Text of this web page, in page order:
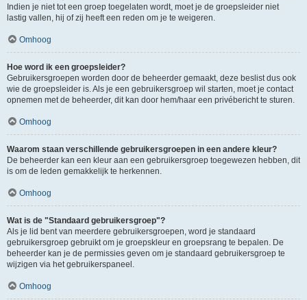
Indien je niet tot een groep toegelaten wordt, moet je de groepsleider niet
lastig vallen, hij of zij heeft een reden om je te weigeren.
Omhoog
Hoe word ik een groepsleider?
Gebruikersgroepen worden door de beheerder gemaakt, deze beslist dus ook
wie de groepsleider is. Als je een gebruikersgroep wil starten, moet je contact
opnemen met de beheerder, dit kan door hem/haar een privébericht te sturen.
Omhoog
Waarom staan verschillende gebruikersgroepen in een andere kleur?
De beheerder kan een kleur aan een gebruikersgroep toegewezen hebben, dit
is om de leden gemakkelijk te herkennen.
Omhoog
Wat is de "Standaard gebruikersgroep"?
Als je lid bent van meerdere gebruikersgroepen, word je standaard
gebruikersgroep gebruikt om je groepskleur en groepsrang te bepalen. De
beheerder kan je de permissies geven om je standaard gebruikersgroep te
wijzigen via het gebruikerspaneel.
Omhoog